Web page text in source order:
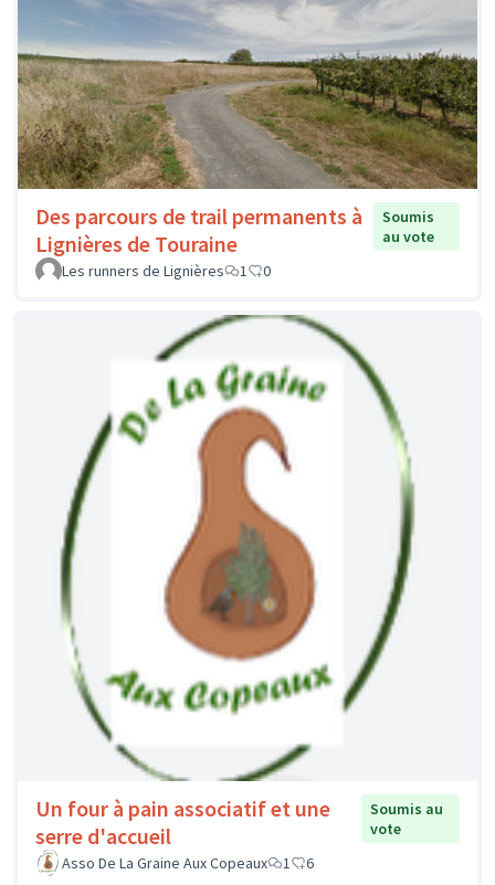
Des parcours de trail permanents à
Lignières de Touraine
Soumis
au vote
Les runners de Lignières
1 0
Un four à pain associatif et une
serre d'accueil
Soumis au
vote
Asso De La Graine Aux Copeaux
1 6